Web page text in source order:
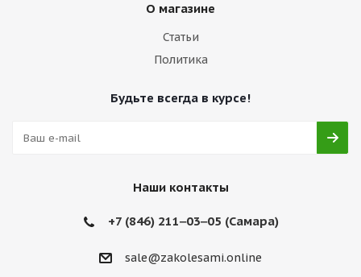
О магазине
Статьи
Политика
Будьте всегда в курсе!
Наши контакты
+7 (846) 211‒03‒05 (Самара)
sale@zakolesami.online